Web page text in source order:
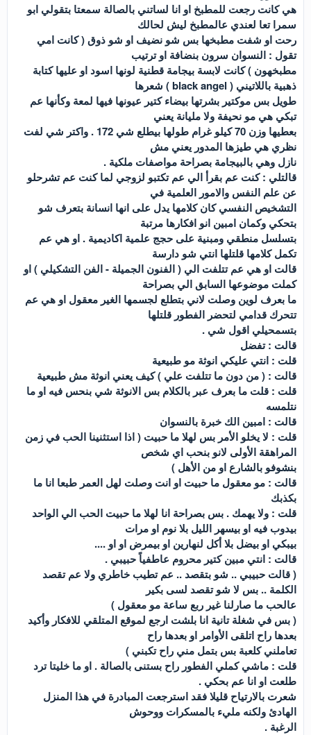
هي كانت رجعت للمطبخ او انا لساتني بالصالة سمعتا بتقولي ابو
سمرا تعا لعندي عالمطبخ ليش لحالك
رحت او شفت مطبخها بس شو نضيف او شو ذوق ( كانت امي
تقول : النسوان سرون بنضافة او ترتيب
مطبخهون ) كانت لابسة بيجامة قطنية لونها اسود او عليها كتابة
ذهبية باللاتيني ( black angel ) شعرها
طويل بس موكتير بشرتها بيضاء كتير عيونها فيها لمعة وكأنها عم
تبكي هي مو نحيفة ولا مليانة يعني
بعطيها وزن 70 كيلو غرام طولها بيطلع شي 172 . واكتر شي لفت
نظري هي طيزها المدور يعني مش
نازل وهي بالبيجامة بصراحة مواصفات ملكية .
قالتلي : كنت عم بقرأ الي عم تكتبو لزوجي لما كنت عم تشرحلو
عن علم النفس والامور العلمية في
التشخيص النفسي كان كلامها يدل على انها انسانة بتعرف شو
بتحكي وكمان امبين انو افكارها مرتبة
بتسلسل منطقي ومبنية على حجج علمية اكاديمية . او هي عم
تكمل كلامها قلتلها انتي شو دارسة
قالت او هي عم تتلفت الي ( الفنون الجميلة - الفن التشكيلي ) او
كملت موضوعها السابق الي بصراحة
ما بعرف لوين وصلت لاني بتطلع لجسمها الغير معقول او هي عم
تتحرك قدامي لتحضر الفطور قلتلها
بتسمحيلي اقول شي .
قالت : تفضل
قلت : انتي عليكي انوثة مو طبيعية
قالت : ( من دون ما تتلفت علي ) كيف يعني انوثة مش طبيعية
قلت : قلت ما بعرف عبر بالكلام بس الانوثة شي بنحس فيه او ما
نتلمسه
قالت : امبين الك خبرة بالنسوان
قلت : لا يخلو الأمر بس لهلا ما حبيت ( اذا استثنينا الحب في زمن
المراهقة الأولى لانو بنحب اي شخص
بنشوفو بالشارع او من الأهل )
قالت : مو معقول ما حبيت او انت وصلت لهل العمر طبعا انا ما
بكذبك
قلت : ولا يهمك . بس بصراحة انا لهلا ما حبيت الحب الي الواحد
بيدوب فيه او بيسهر الليل بلا نوم او مرات
بيبكي او بيضل بلا أكل لنهارين او بيمرض او او ....
قالت : انتي مبين كتير محروم عاطفياً حبيبي .
( قالت حبيبي .. شو بتقصد .. عم تطيب خاطري ولا عم تقصد
الكلمة .. بس لا شو تقصد لسى بكير
عالحب ما صارلنا غير ربع ساعة مو معقول )
( بس في شغلة تانية انا بلشت ارجع لموقع المتلقي للافكار وأكيد
بعدها راح اتلقى الأوامر او بعدها راح
تعاملني كلعبة بس بتمل مني راح تكبني )
قلت : ماشي كملي الفطور راح بستنى بالصالة . او ما خليتا ترد
طلعت او انا عم بحكي .
شعرت بالارتياح قليلا فقد استرجعت المبادرة في هذا المنزل
الهادئ ولكنه مليء بالمسكرات ووحوش
الرغبة .